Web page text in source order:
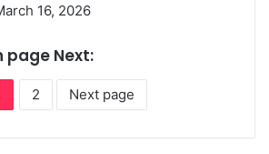
16, 2026
page Next:
2 Next page